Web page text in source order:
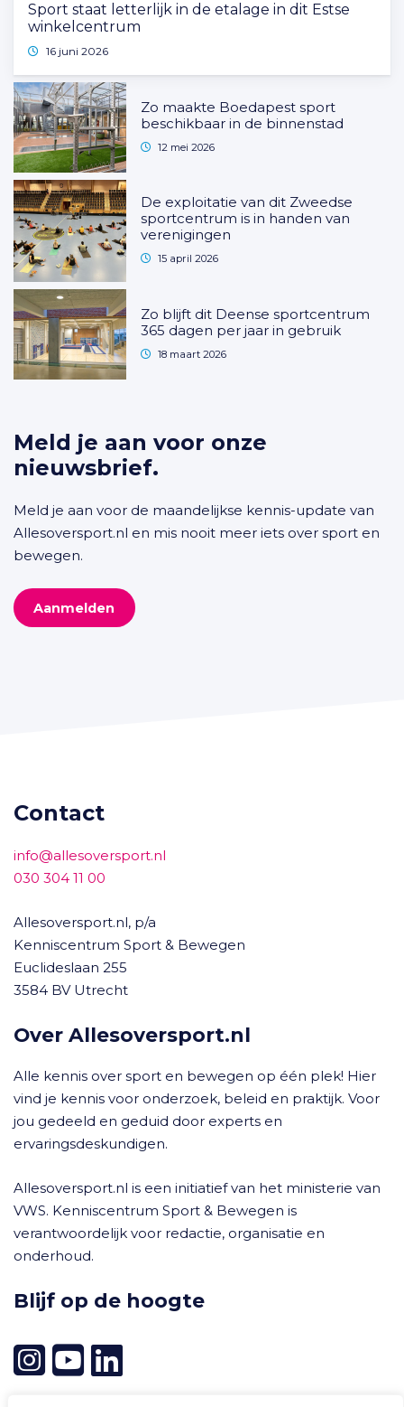
Sport staat letterlijk in de etalage in dit Estse
winkelcentrum
16 juni 2026
Zo maakte Boedapest sport
beschikbaar in de binnenstad
12 mei 2026
De exploitatie van dit Zweedse
sportcentrum is in handen van
verenigingen
15 april 2026
Zo blijft dit Deense sportcentrum
365 dagen per jaar in gebruik
18 maart 2026
Meld je aan voor onze
nieuwsbrief.
Meld je aan voor de maandelijkse kennis-update van
Allesoversport.nl en mis nooit meer iets over sport en
bewegen.
Aanmelden
Contact
info@allesoversport.nl
030 304 11 00
Allesoversport.nl, p/a
Kenniscentrum Sport & Bewegen
Euclideslaan 255
3584 BV Utrecht
Over Allesoversport.nl
Alle kennis over sport en bewegen op één plek! Hier
vind je kennis voor onderzoek, beleid en praktijk. Voor
jou gedeeld en geduid door experts en
ervaringsdeskundigen.
Allesoversport.nl is een initiatief van het ministerie van
VWS. Kenniscentrum Sport & Bewegen is
verantwoordelijk voor redactie, organisatie en
onderhoud.
Blijf op de hoogte